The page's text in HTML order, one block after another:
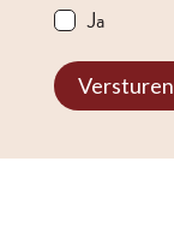
Ja
Versturen